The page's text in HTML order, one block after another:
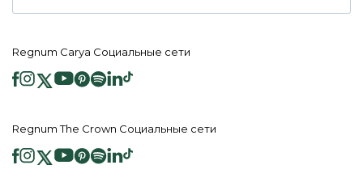
Regnum Carya Социальные сети
Regnum The Crown Социальные сети